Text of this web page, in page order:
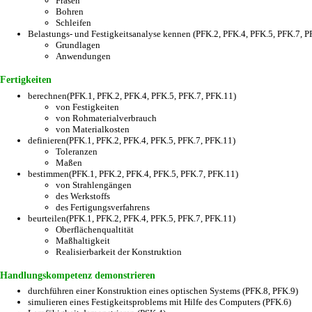
Bohren
Schleifen
Belastungs- und Festigkeitsanalyse kennen (PFK.2, PFK.4, PFK.5, PFK.7,
Grundlagen
Anwendungen
Fertigkeiten
berechnen(PFK.1, PFK.2, PFK.4, PFK.5, PFK.7, PFK.11)
von Festigkeiten
von Rohmaterialverbrauch
von Materialkosten
definieren(PFK.1, PFK.2, PFK.4, PFK.5, PFK.7, PFK.11)
Toleranzen
Maßen
bestimmen(PFK.1, PFK.2, PFK.4, PFK.5, PFK.7, PFK.11)
von Strahlengängen
des Werkstoffs
des Fertigungsverfahrens
beurteilen(PFK.1, PFK.2, PFK.4, PFK.5, PFK.7, PFK.11)
Oberflächenqualtität
Maßhaltigkeit
Realisierbarkeit der Konstruktion
Handlungskompetenz demonstrieren
durchführen einer Konstruktion eines optischen Systems (PFK.8, PFK.9)
simulieren eines Festigkeitsproblems mit Hilfe des Computers (PFK.6)